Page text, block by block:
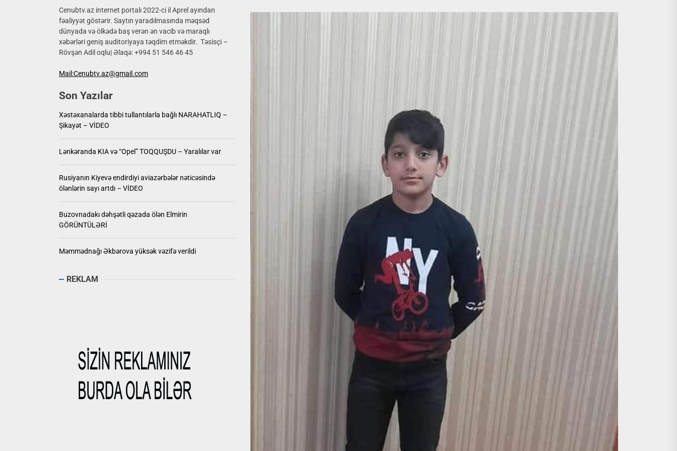
Məmmədnağı Əkbərova yüksək vəzifə verildi
Xəstəxanalarda tibbi tullantılarla bağlı NARAHATLIQ – Şikayət – VİDEO
Buzovnadakı dəhşətli qəzada ölən Elmirin GÖRÜNTÜLƏRİ
Cenubtv.az internet portalı 2022-ci il Aprel ayından
fəaliyyət göstərir. Saytın yaradılmasında məqsəd
dünyada və ölkədə baş verən ən vacib və maraqlı
xəbərləri geniş auditoriyaya təqdim etməkdir. Təsisçi –
Rövşən Adil oqlu| Əlaqə: +994 51 546 46 45
Mail:Cenubtv.az@gmail.com
Son Yazılar
Xəstəxanalarda tibbi tullantılarla bağlı NARAHATLIQ –
Şikayət – VİDEO
Lənkəranda KIA və “Opel” TOQQUŞDU – Yaralılar var
Rusiyanın Kiyevə endirdiyi aviazərbələr nəticəsində
ölənlərin sayı artdı – VİDEO
Buzovnadakı dəhşətli qəzada ölən Elmirin
GÖRÜNTÜLƏRİ
Məmmədnağı Əkbərova yüksək vəzifə verildi
REKLAM